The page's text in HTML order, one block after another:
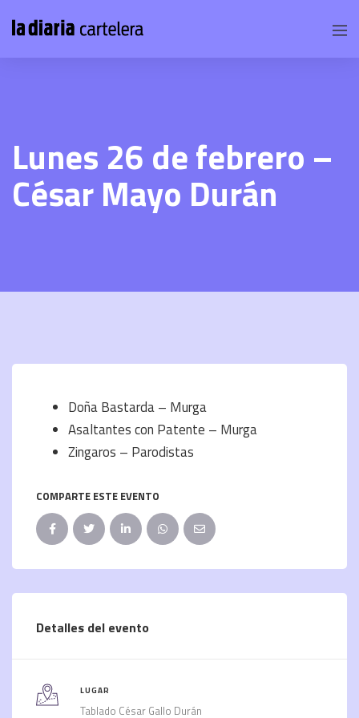
Lunes 26 de febrero –
César Mayo Durán
Doña Bastarda – Murga
Asaltantes con Patente – Murga
Zingaros – Parodistas
COMPARTE ESTE EVENTO
Detalles del evento
LUGAR
Tablado César Gallo Durán